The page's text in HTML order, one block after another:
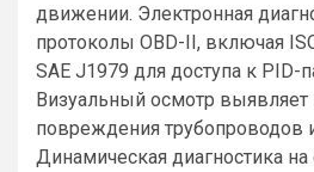
движении. Электронная
протоколы OBD-II, включая
SAE J1979 для доступа к PID-
Визуальный осмотр
повреждения трубопроводов
Динамическая диагностика